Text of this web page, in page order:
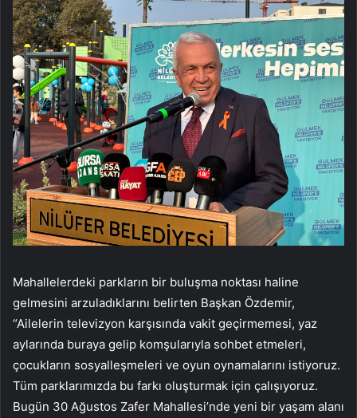
Mahallelerdeki parkların bir buluşma noktası haline
gelmesini arzuladıklarını belirten Başkan Özdemir,
“Ailelerin televizyon karşısında vakit geçirmemesi, yaz
aylarında buraya gelip komşularıyla sohbet etmeleri,
çocukların sosyalleşmeleri ve oyun oynamalarını istiyoruz.
Tüm parklarımızda bu farkı oluşturmak için çalışıyoruz.
Bugün 30 Ağustos Zafer Mahallesi’nde yeni bir yaşam alanı